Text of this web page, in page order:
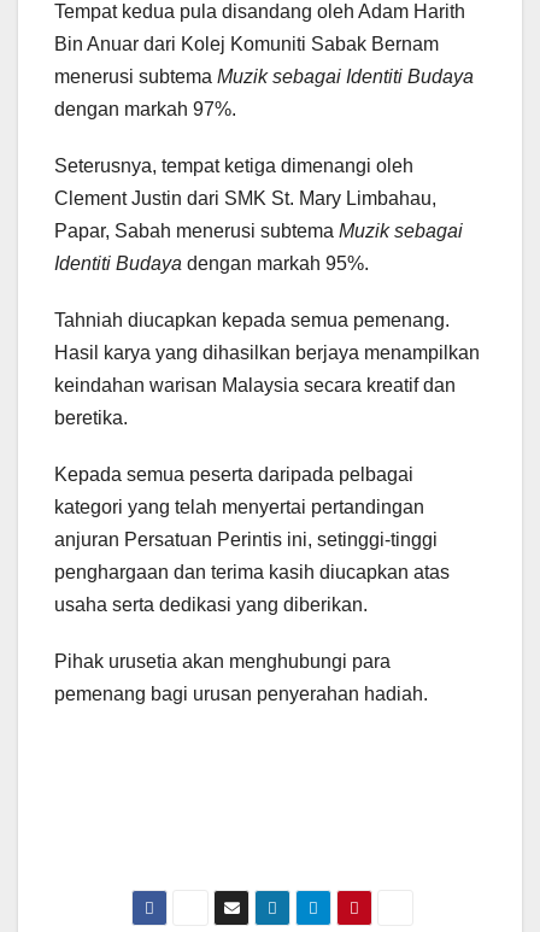
Tempat kedua pula disandang oleh Adam Harith
Bin Anuar dari Kolej Komuniti Sabak Bernam
menerusi subtema Muzik sebagai Identiti Budaya
dengan markah 97%.
Seterusnya, tempat ketiga dimenangi oleh
Clement Justin dari SMK St. Mary Limbahau,
Papar, Sabah menerusi subtema Muzik sebagai
Identiti Budaya dengan markah 95%.
Tahniah diucapkan kepada semua pemenang.
Hasil karya yang dihasilkan berjaya menampilkan
keindahan warisan Malaysia secara kreatif dan
beretika.
Kepada semua peserta daripada pelbagai
kategori yang telah menyertai pertandingan
anjuran Persatuan Perintis ini, setinggi-tinggi
penghargaan dan terima kasih diucapkan atas
usaha serta dedikasi yang diberikan.
Pihak urusetia akan menghubungi para
pemenang bagi urusan penyerahan hadiah.